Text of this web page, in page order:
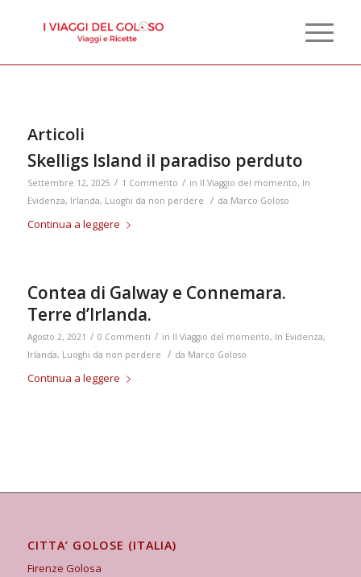
Articoli
Skelligs Island il paradiso perduto
Settembre 12, 2025 / 1 Commento / in Il Viaggio del momento, In
Evidenza, Irlanda, Luoghi da non perdere / da Marco Goloso
Continua a leggere
Contea di Galway e Connemara.
Terre d’Irlanda.
Agosto 2, 2021 / 0 Commenti / in Il Viaggio del momento, In Evidenza,
Irlanda, Luoghi da non perdere / da Marco Goloso
Continua a leggere
CITTA’ GOLOSE (ITALIA)
Firenze Golosa